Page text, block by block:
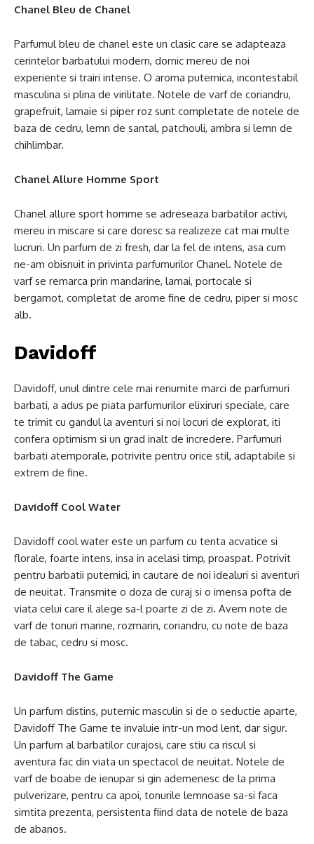
Chanel Bleu de Chanel
Parfumul bleu de chanel este un clasic care se adapteaza
cerintelor barbatului modern, dornic mereu de noi
experiente si trairi intense. O aroma puternica, incontestabil
masculina si plina de virilitate. Notele de varf de coriandru,
grapefruit, lamaie si piper roz sunt completate de notele de
baza de cedru, lemn de santal, patchouli, ambra si lemn de
chihlimbar.
Chanel Allure Homme Sport
Chanel allure sport homme se adreseaza barbatilor activi,
mereu in miscare si care doresc sa realizeze cat mai multe
lucruri. Un parfum de zi fresh, dar la fel de intens, asa cum
ne-am obisnuit in privinta parfumurilor Chanel. Notele de
varf se remarca prin mandarine, lamai, portocale si
bergamot, completat de arome fine de cedru, piper si mosc
alb.
Davidoff
Davidoff, unul dintre cele mai renumite marci de parfumuri
barbati, a adus pe piata parfumurilor elixiruri speciale, care
te trimit cu gandul la aventuri si noi locuri de explorat, iti
confera optimism si un grad inalt de incredere. Parfumuri
barbati atemporale, potrivite pentru orice stil, adaptabile si
extrem de fine.
Davidoff Cool Water
Davidoff cool water este un parfum cu tenta acvatice si
florale, foarte intens, insa in acelasi timp, proaspat. Potrivit
pentru barbatii puternici, in cautare de noi idealuri si aventuri
de neuitat. Transmite o doza de curaj si o imensa pofta de
viata celui care il alege sa-l poarte zi de zi. Avem note de
varf de tonuri marine, rozmarin, coriandru, cu note de baza
de tabac, cedru si mosc.
Davidoff The Game
Un parfum distins, puternic masculin si de o seductie aparte,
Davidoff The Game te invaluie intr-un mod lent, dar sigur.
Un parfum al barbatilor curajosi, care stiu ca riscul si
aventura fac din viata un spectacol de neuitat. Notele de
varf de boabe de ienupar si gin ademenesc de la prima
pulverizare, pentru ca apoi, tonurile lemnoase sa-si faca
simtita prezenta, persistenta fiind data de notele de baza
de abanos.